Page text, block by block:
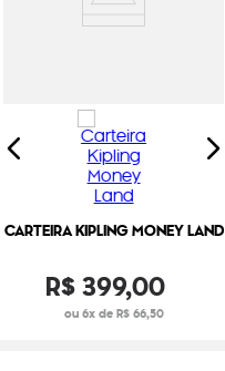
CARTEIRA KIPLING MONEY LAND
R$399,00
ou 6x de R$ 66,50